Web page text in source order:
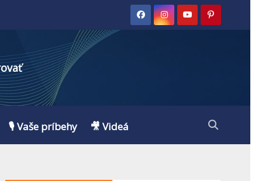
🎙️ Vaše príbehy 🎥 Videá